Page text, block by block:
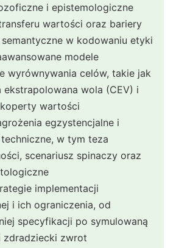
i epistemologiczne
wartości oraz bariery
w kodowaniu etyki
modele
wyrównywania celów, takie jak
ekstrapolowana wola (CEV) i
wartości
egzystencjalne i
w tym teza
scenariusz spinaczy oraz
implementacji
i ich ograniczenia, od
specyfikacji po symulowaną
zdradziecki zwrot